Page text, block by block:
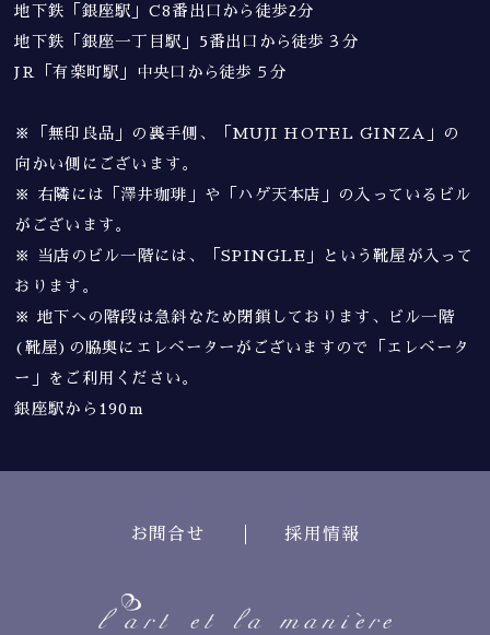
地下鉄「銀座駅」C8番出口から徒歩2分
地下鉄「銀座一丁目駅」5番出口から徒歩３分
JR「有楽町駅」中央口から徒歩５分
※「無印良品」の裏手側、「MUJI HOTEL GINZA」の
向かい側にございます。
※ 右隣には「澤井珈琲」や「ハゲ天本店」の入っているビル
がございます。
※ 当店のビル一階には、「SPINGLE」という靴屋が入って
おります。
※ 地下への階段は急斜なため閉鎖しております、ビル一階
(靴屋)の脇奥にエレベーターがございますので「エレベータ
ー」をご利用ください。
銀座駅から190m
お問合せ 採用情報